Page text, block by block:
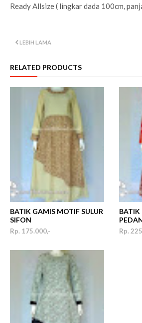
Ready Allsize ( lingkar dada 100cm,
LEBIH LAMA
RELATED PRODUCTS
BATIK GAMIS MOTIF SULUR
SIFON
Rp. 175.000,-
BATIK
Rp.